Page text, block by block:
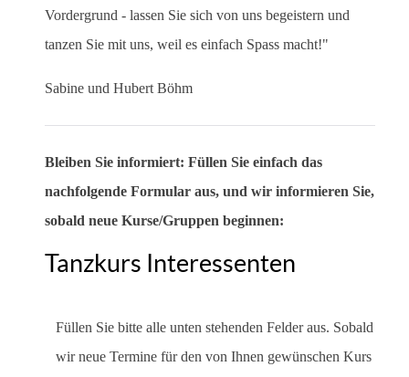
Vordergrund - lassen Sie sich von uns begeistern und
tanzen Sie mit uns, weil es einfach Spass macht!"
Sabine und Hubert Böhm
Bleiben Sie informiert: Füllen Sie einfach das
nachfolgende Formular aus, und wir informieren Sie,
sobald neue Kurse/Gruppen beginnen:
Tanzkurs Interessenten
Füllen Sie bitte alle unten stehenden Felder aus. Sobald
wir neue Termine für den von Ihnen gewünschen Kurs